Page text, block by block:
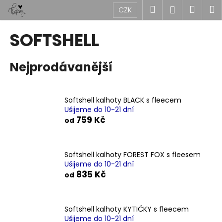
Přejít
obsah
CZK Hledat
SOFTSHELL
Nejprodávanější
Softshell kalhoty BLACK s fleecem
Ušijeme do 10-21 dní
od 759 Kč
Softshell kalhoty FOREST FOX s fleesem
Ušijeme do 10-21 dní
od 835 Kč
Softshell kalhoty KYTIČKY s fleecem
Ušijeme do 10-21 dní
o
o